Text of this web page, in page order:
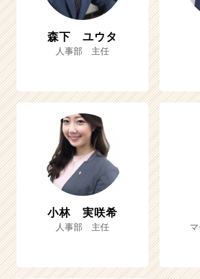
森下 ユウタ
人事部 主任
小林 実咲希
人事部 主任